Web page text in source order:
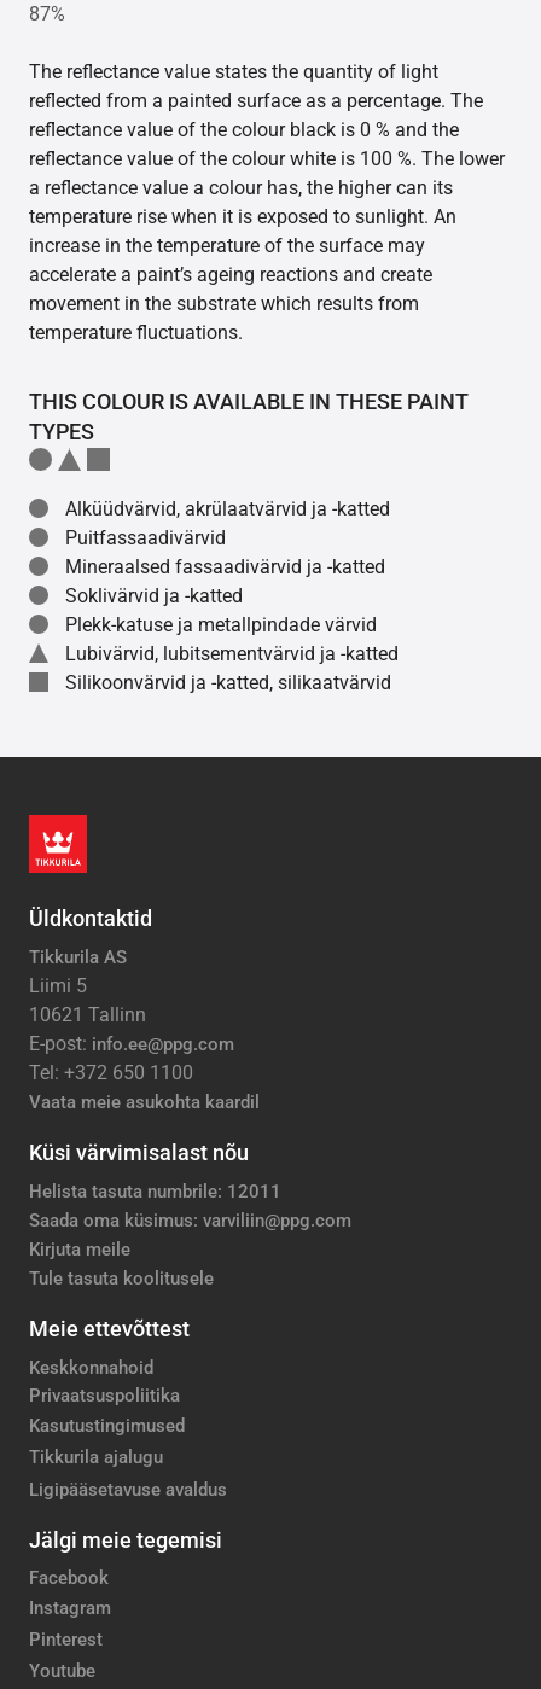
87%
The reflectance value states the quantity of light
reflected from a painted surface as a percentage. The
reflectance value of the colour black is 0 % and the
reflectance value of the colour white is 100 %. The lower
a reflectance value a colour has, the higher can its
temperature rise when it is exposed to sunlight. An
increase in the temperature of the surface may
accelerate a paint’s ageing reactions and create
movement in the substrate which results from
temperature fluctuations.
THIS COLOUR IS AVAILABLE IN THESE PAINT
TYPES
Alküüdvärvid, akrülaatvärvid ja -katted
Puitfassaadivärvid
Mineraalsed fassaadivärvid ja -katted
Soklivärvid ja -katted
Plekk-katuse ja metallpindade värvid
Lubivärvid, lubitsementvärvid ja -katted
Silikoonvärvid ja -katted, silikaatvärvid
Üldkontaktid
Tikkurila AS
Liimi 5
10621 Tallinn
E-post: info.ee@ppg.com
Tel: +372 650 1100
Vaata meie asukohta kaardil
Küsi värvimisalast nõu
Helista tasuta numbrile: 12011
Saada oma küsimus: varviliin@ppg.com
Kirjuta meile
Tule tasuta koolitusele
Meie ettevõttest
Keskkonnahoid
Privaatsuspoliitika
Kasutustingimused
Tikkurila ajalugu
Ligipääsetavuse avaldus
Jälgi meie tegemisi
Facebook
Instagram
Pinterest
Youtube